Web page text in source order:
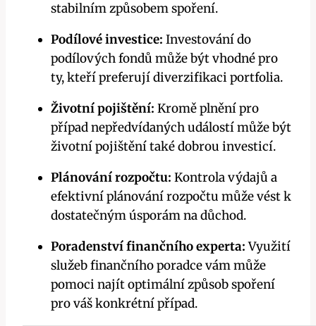
stabilním způsobem spoření.
Podílové investice: Investování do
podílových fondů může být vhodné pro
ty, kteří preferují diverzifikaci portfolia.
Životní pojištění: Kromě plnění pro
případ nepředvídaných událostí může být
životní pojištění také dobrou investicí.
Plánování rozpočtu: Kontrola výdajů a
efektivní plánování rozpočtu může vést k
dostatečným úsporám na důchod.
Poradenství finančního experta:Využití
služeb finančního poradce vám může
pomoci najít optimální způsob spoření
pro váš konkrétní případ.